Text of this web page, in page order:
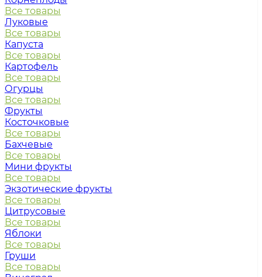
Все товары
Луковые
Все товары
Капуста
Все товары
Картофель
Все товары
Огурцы
Все товары
Фрукты
Косточковые
Все товары
Бахчевые
Все товары
Мини фрукты
Все товары
Экзотические фрукты
Все товары
Цитрусовые
Все товары
Яблоки
Все товары
Груши
Все товары